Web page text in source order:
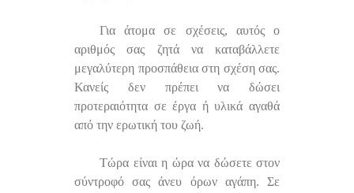
Για άτομα σε σχέσεις, αυτός ο
αριθμός σας ζητά να καταβάλλετε
μεγαλύτερη προσπάθεια στη σχέση σας.
Κανείς δεν πρέπει να δώσει
προτεραιότητα σε έργα ή υλικά αγαθά
από την ερωτική του ζωή.
Τώρα είναι η ώρα να δώσετε στον
σύντροφό σας άνευ όρων αγάπη. Σε